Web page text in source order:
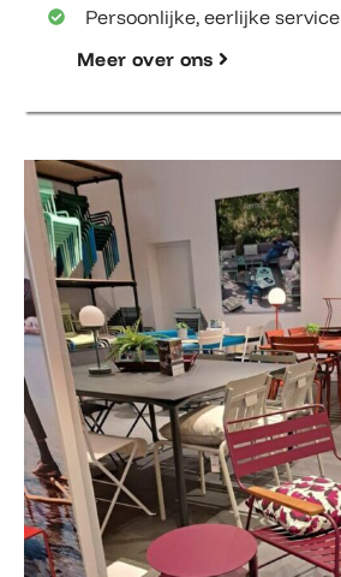
Persoonlijke, eerlijke service
Meer over ons